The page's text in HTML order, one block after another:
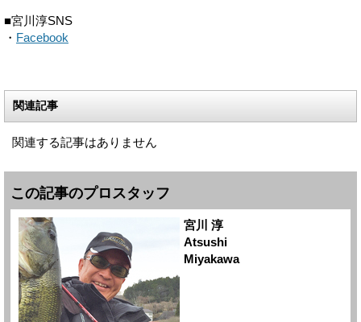
■宮川淳SNS
・ Facebook
関連記事
関連する記事はありません
この記事のプロスタッフ
宮川 淳
Atsushi
Miyakawa